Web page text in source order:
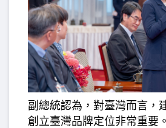
副總統認為，對臺灣而言，
創立臺灣品牌定位非常重要